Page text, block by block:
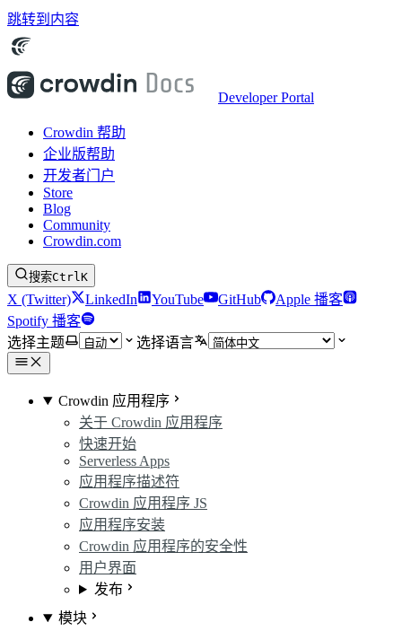
跳转到内容
Developer Portal
Crowdin 帮助
企业版帮助
开发者门户
Store
Blog
Community
Crowdin.com
搜索CtrlK
X (Twitter) LinkedIn YouTube GitHub
Apple 播客
Spotify 播客
选择主题
选择语言
Crowdin 应用程序
关于 Crowdin 应用程序
快速开始
Serverless Apps
应用程序描述符
Crowdin 应用程序 JS
应用程序安装
Crowdin 应用程序的安全性
用户界面
发布
模块